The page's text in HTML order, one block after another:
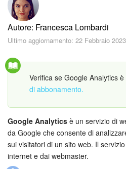
Piani e pagamento
Sicurezza in Bitrix24
CoPilot: IA in Bitrix24
Messenger
Collab
Autore: Francesca Lombardi
Ultimo aggiornamento: 22 Febbraio 2023
Verifica se Google Analytics
di abbonamento.
Google Analytics è un servizio di
da Google che consente di
sui visitatori di un sito web. Il
internet e dai webmaster.